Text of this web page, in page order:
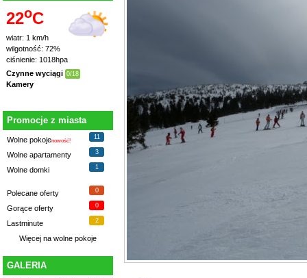
22oC
wiatr: 1 km/h
wilgotność: 72%
ciśnienie: 1018hpa
Czynne wyciągi 0/18
Kamery
Promocje z miasta
Wolne pokojenowość!
11
Wolne apartamenty 3
Wolne domki 1
Polecane oferty 0
Gorące oferty 0
Lastminute 2
Więcej na wolne pokoje
GALERIA